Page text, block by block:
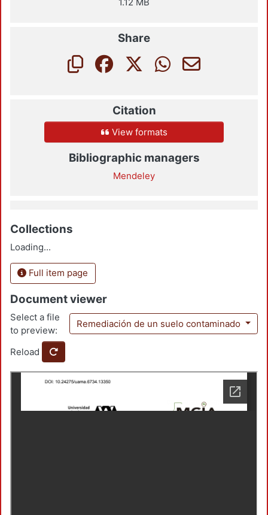
Share
Citation
View formats
Bibliographic managers
Mendeley
Collections
Loading...
Full item page
Document viewer
Select a file
to preview:
Remediación de un suelo contaminado
Reload